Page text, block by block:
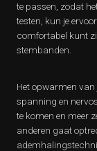
te passen, zodat
testen, kun je
comfortabel kunt
stembanden.
Het opwarmen
spanning en
te komen en meer
anderen gaat